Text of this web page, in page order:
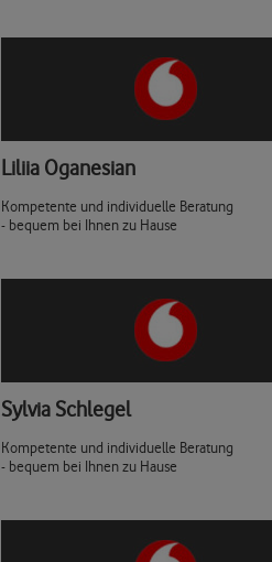
Liliia Oganesian
Kompetente und individuelle Beratung
- bequem bei Ihnen zu Hause
Sylvia Schlegel
Kompetente und individuelle Beratung
- bequem bei Ihnen zu Hause